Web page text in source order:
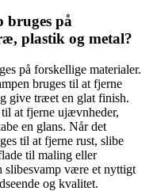
bruges på
plastik og metal?
på forskellige materialer.
bruges til at fjerne
give træet en glat finish.
at fjerne ujævnheder,
en glans. Når det
til at fjerne rust, slibe
til maling eller
slibesvamp være et nyttigt
og kvalitet.